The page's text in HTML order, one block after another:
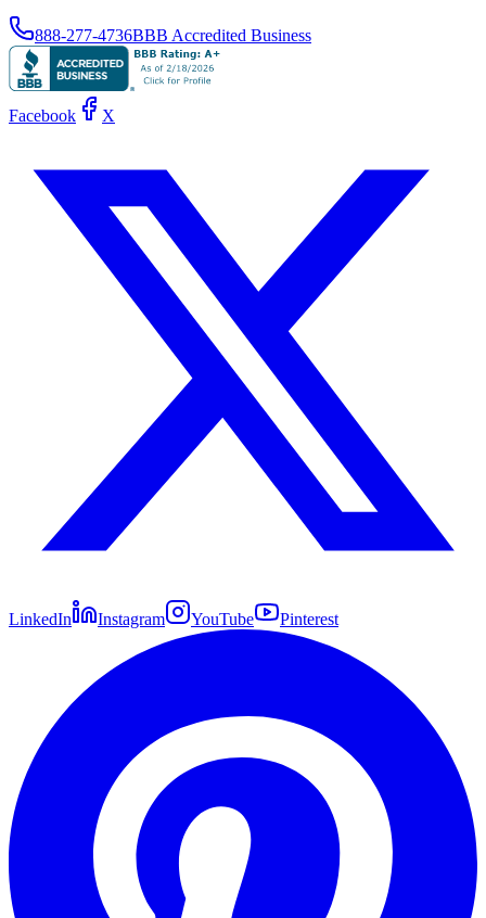
888-277-4736BBB Accredited Business
Facebook X
LinkedIn Instagram YouTube Pinterest